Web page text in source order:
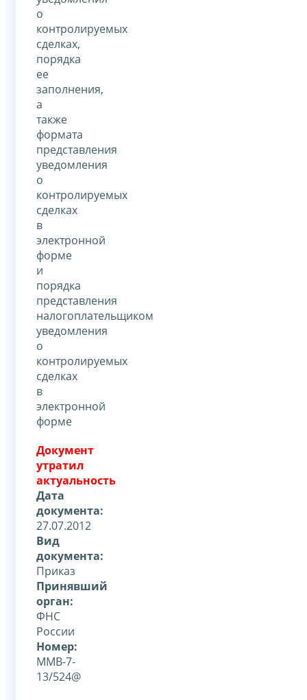
о
контролируемых
сделках,
порядка
ее
заполнения,
а
также
формата
представления
уведомления
о
контролируемых
сделках
в
электронной
форме
и
порядка
представления
налогоплательщиком
уведомления
о
контролируемых
сделках
в
электронной
форме
Документ
утратил
актуальность
Дата
документа:
27.07.2012
Вид
документа:
Приказ
Принявший
орган:
ФНС
России
Номер:
ММВ-7-
13/524@